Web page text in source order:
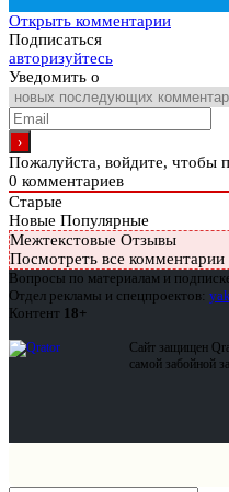
Открыть комментарии
Подписаться
авторизуйтесь
Уведомить о
Пожалуйста, войдите, чтобы
0 комментариев
Старые
Новые Популярные
Межтекстовые Отзывы
Посмотреть все комментарии
Вопросы по материалам и
Отдел рекламы и спецпроектов:
Контент 18+
Сайт защищен
самой забойной